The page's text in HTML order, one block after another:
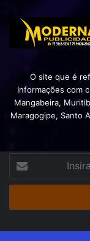
O site que é
Informações com
Mangabeira,
Maragogipe, Santo
seu
de